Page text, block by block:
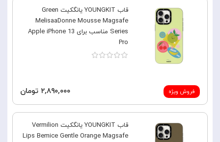
فروش ویژه
قاب YOUNGKIT یانگکیت Green
MelisaaDonne Mousse Magsafe
Series مناسب برای Apple iPhone 13
Pro
۲,۸۹۰,۰۰۰ تومان
قاب YOUNGKIT یانگکیت Vermilion
Lips Bemice Gentle Orange Magsafe